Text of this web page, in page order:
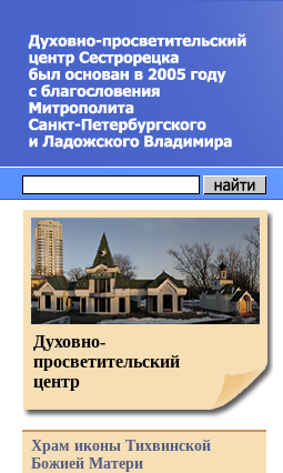
Духовно-
просветительский
центр
Храм иконы Тихвинской
Божией Матери